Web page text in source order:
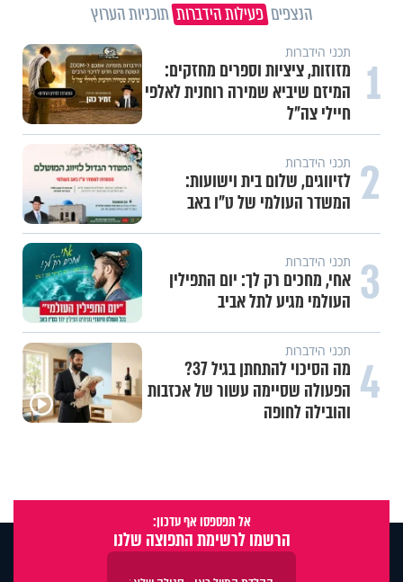
הנצפים פעילות הידברות תוכניות הערוץ
1 תכני הידברות
מזוזות, ציציות וספרים מחזקים:
המיזם שיביא שמירה רוחנית לאלפי
חיילי צה"ל
2 תכני הידברות
לזיווגים, שלום בית וישועות:
המשדר העולמי של ט"ו באב
3 תכני הידברות
אחי, מחכים רק לך: יום התפילין
העולמי מגיע לתל אביב
4 תכני הידברות
מה הסיכוי להתחתן בגיל 37?
הפעולה שסיימה עשור של אכזבות
והובילה לחופה
אל תפספסו אף עדכון:
הרשמו לרשימת התפוצה שלנו